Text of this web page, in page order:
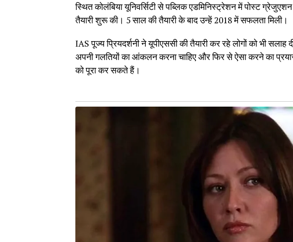
स्थित कोलंबिया यूनिवर्सिटी से पब्लिक एडमिनिस्ट्रेशन में पोस्ट
तैयारी शुरू की। 5 साल की तैयारी के बाद उन्हें 2018 में सफलता मिली।
IAS पूज्य प्रियदर्शनी ने यूपीएससी की तैयारी कर रहे लोगों को भी
अपनी गलतियों का आंकलन करना चाहिए और फिर से ऐसा करने का
को पूरा कर सकते हैं।